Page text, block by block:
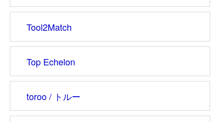
Tool2Match
Top Echelon
toroo / トルー